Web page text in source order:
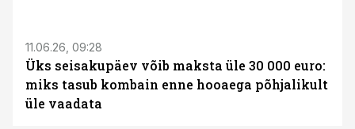
11.06.26, 09:28
Üks seisakupäev võib maksta üle 30 000 euro:
miks tasub kombain enne hooaega põhjalikult
üle vaadata